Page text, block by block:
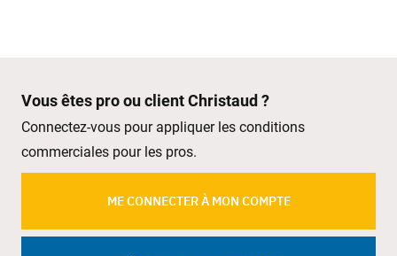
Vous êtes pro ou client Christaud ?
Connectez-vous pour appliquer les conditions
commerciales pour les pros.
ME CONNECTER À MON COMPTE